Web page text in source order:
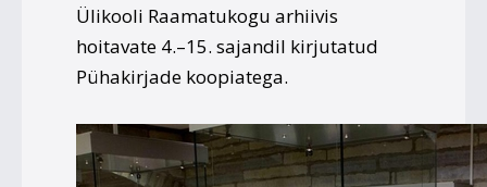
Ülikooli Raamatukogu arhiivis
hoitavate 4.–15. sajandil kirjutatud
Pühakirjade koopiatega.